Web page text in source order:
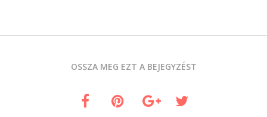
OSSZA MEG EZT A BEJEGYZÉST